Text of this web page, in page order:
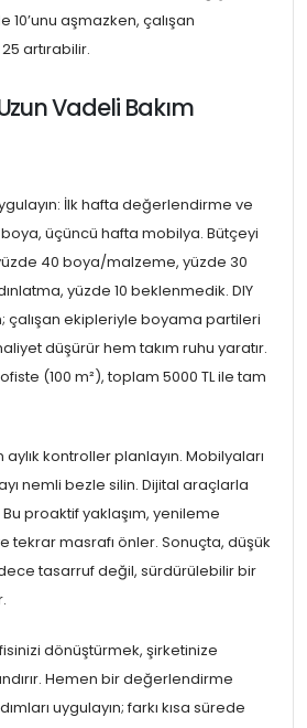
aşmazken, çalışan
artırabilir.
Vadeli Bakım
İlk hafta değerlendirme ve
üçüncü hafta mobilya. Bütçeyi
40 boya/malzeme, yüzde 30
yüzde 10 beklenmedik. DIY
çalışan ekipleriyle boyama partileri
düşürür hem takım ruhu yaratır.
(100 m²), toplam 5000 TL ile tam
kontroller planlayın. Mobilyaları
nemli bezle silin. Dijital araçlarla
proaktif yaklaşım, yenileme
tekrar masrafı önler. Sonuçta, düşük
tasarruf değil, sürdürülebilir bir
dönüştürmek, şirketinize
Hemen bir değerlendirme
uygulayın; farkı kısa sürede